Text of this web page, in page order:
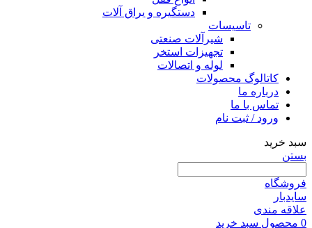
دستگیره و یراق آلات
تاسیسات
شیرآلات صنعتی
تجهیزات استخر
لوله و اتصالات
کاتالوگ محصولات
درباره ما
تماس با ما
ورود / ثبت نام
سبد خرید
بستن
فروشگاه
سایدبار
علاقه مندی
0 محصول سبد خرید